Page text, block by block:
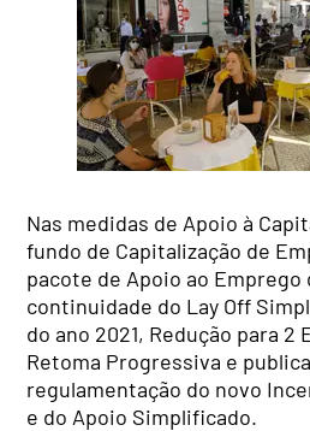
Nas medidas de Apoio à
fundo de Capitalização de
pacote de Apoio ao Emprego
continuidade do Lay Off
do ano 2021, Redução para 2
Retoma Progressiva e
regulamentação do novo
e do Apoio Simplificado.